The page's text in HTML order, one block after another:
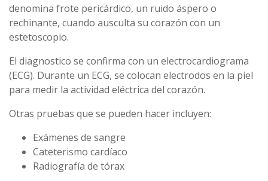
denomina frote pericárdico, un ruido áspero o
rechinante, cuando ausculta su corazón con un
estetoscopio.
El diagnostico se confirma con un electrocardiograma
(ECG). Durante un ECG, se colocan electrodos en la piel
para medir la actividad eléctrica del corazón.
Otras pruebas que se pueden hacer incluyen:
Exámenes de sangre
Cateterismo cardíaco
Radiografía de tórax